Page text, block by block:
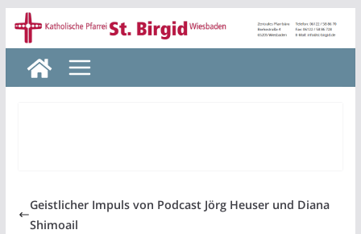
Zum
Inhalt
springen
Geistlicher Impuls von Podcast Jörg Heuser und Diana
Shimoail